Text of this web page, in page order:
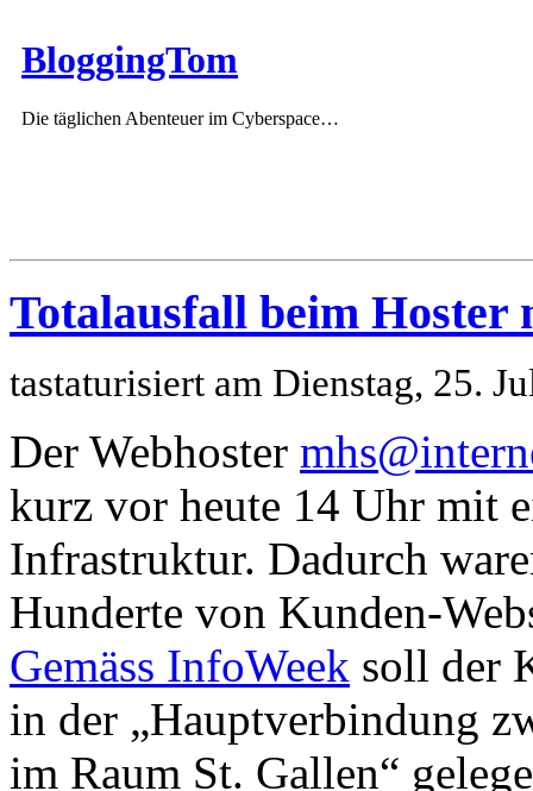
BloggingTom
Die täglichen Abenteuer im Cyberspace…
Totalausfall beim Hoster
tastaturisiert am Dienstag, 25.
Der Webhoster
kurz vor heute 14 Uhr mit
Infrastruktur. Dadurch
Hunderte von Kunden-
Gemäss InfoWeek soll der
in der „Hauptverbindung
im Raum St. Gallen“